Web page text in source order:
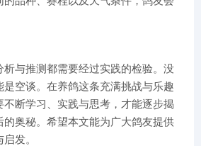
析与推测都需要经过实践的检验。没
空谈。在养鸽这条充满挑战与乐趣
不断学习、实践与思考，才能逐步揭
的奥秘。希望本文能为广大鸽友提供
发。